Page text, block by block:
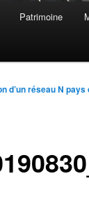
Patrimoine
d’un réseau N